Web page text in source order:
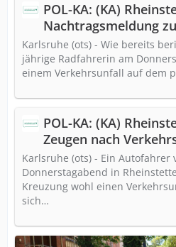
POL-KA: (KA)
Nachtragsmeldung
vom 21.07.2026
nach
lebensgefährlich
Karlsruhe (ots) - Wie bereits
jährige Radfahrerin am
einem Verkehrsunfall auf dem
POL-KA: (KA)
Zeugen nach
Radfahrerin
Karlsruhe (ots) - Ein Autofahrer
Donnerstagabend in
Kreuzung wohl einen
sich…